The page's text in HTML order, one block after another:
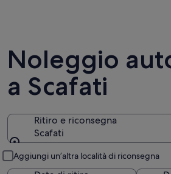
Noleggio
a Scafati
Ritiro e riconsegna
Scafati
Aggiungi un’altra località di riconsegna